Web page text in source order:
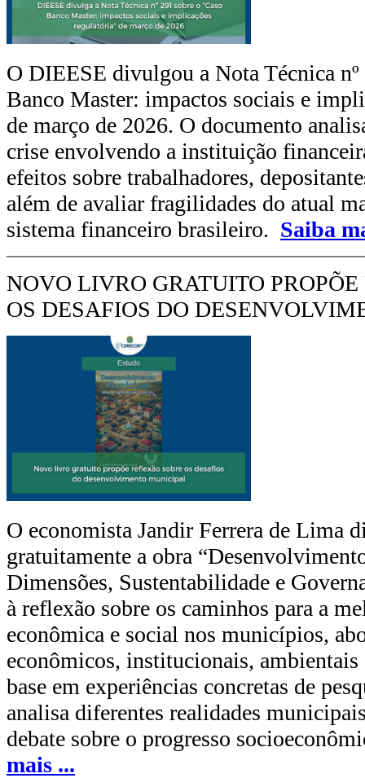
O DIEESE divulgou a Nota Técnica
Banco Master: impactos sociais e
de março de 2026. O documento
crise envolvendo a instituição
efeitos sobre trabalhadores,
além de avaliar fragilidades do atual
sistema financeiro brasileiro. Saiba
NOVO LIVRO GRATUITO
OS DESAFIOS DO
O economista Jandir Ferrera de Lima
gratuitamente a obra
Dimensões, Sustentabilidade e
à reflexão sobre os caminhos para a
econômica e social nos municípios,
econômicos, institucionais,
base em experiências concretas de
analisa diferentes realidades
debate sobre o progresso
mais ...